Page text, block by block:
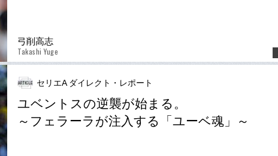
弓削高志
Takashi Yuge
セリエA ダイレクト・レポート
ユベントスの逆襲が始まる。
～フェラーラが注入する「ユーベ魂」～